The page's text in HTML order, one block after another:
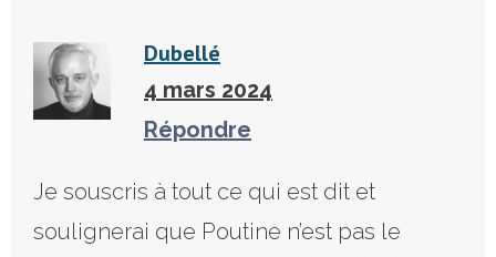
Dubellé
4 mars 2024
Répondre
Je souscris à tout ce qui est dit et
soulignerai que Poutine n’est pas le